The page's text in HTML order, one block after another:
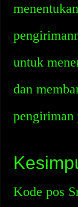
untuk
dan
pengiriman
Kode pos